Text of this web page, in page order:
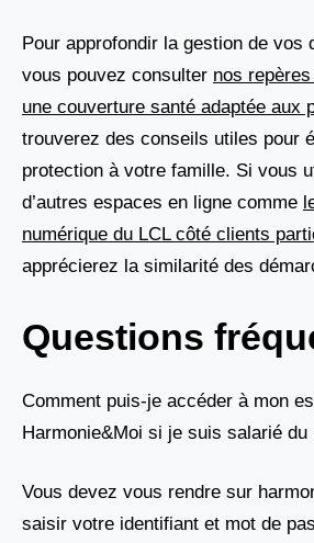
Pour approfondir la gestion de vos
vous pouvez consulter nos
une couverture santé adaptée aux
trouverez des conseils utiles pour
protection à votre famille. Si vous
d’autres espaces en ligne comme
numérique du LCL côté clients
apprécierez la similarité des
Questions
Comment puis-je accéder à mon
Harmonie&Moi si je suis salarié du
Vous devez vous rendre sur
saisir votre identifiant et mot de